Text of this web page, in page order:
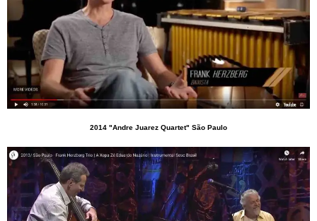
2014 "Andre Juarez Quartet" São Paulo